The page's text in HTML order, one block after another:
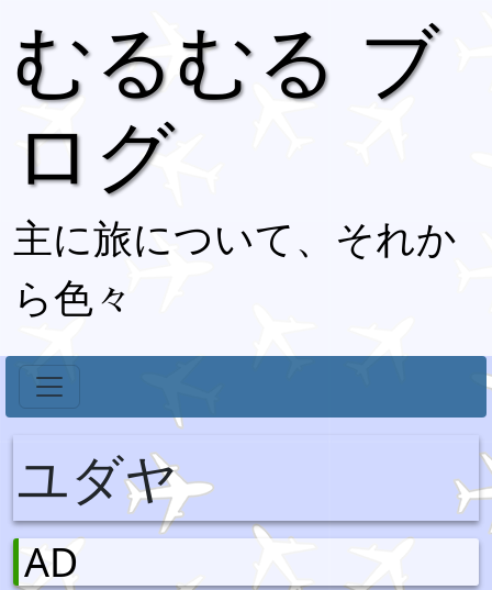
むるむる ブ
ログ
主に旅について、それか
ら色々
ユダヤ
AD